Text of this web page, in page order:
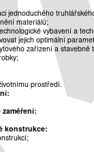
jednoduchého
materiálů;
vybavení a
jejich optimální
zařízení a stavebně
prostředí.
konstrukce: